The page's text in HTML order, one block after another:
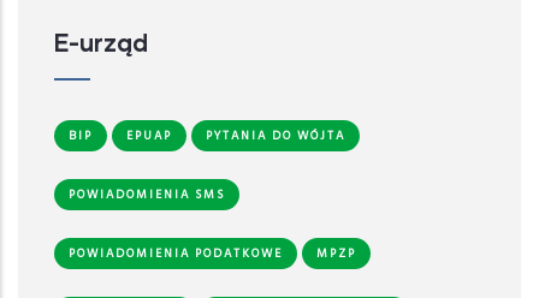
E-urząd
BIP EPUAP PYTANIA DO WÓJTA
POWIADOMIENIA SMS
POWIADOMIENIA PODATKOWE MPZP